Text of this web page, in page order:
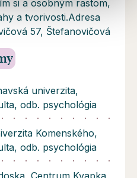
si a osobným rastom,
a tvorivosti.Adresa
57, Štefanovičová
univerzita,
odb. psychológia
Komenského,
odb. psychológia
Centrum Kvapka,